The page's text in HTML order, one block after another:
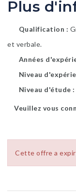
Plus
Qualification
et verbale.
Années
Niveau
Niveau d'étude
Veuillez vous
Cette offre a